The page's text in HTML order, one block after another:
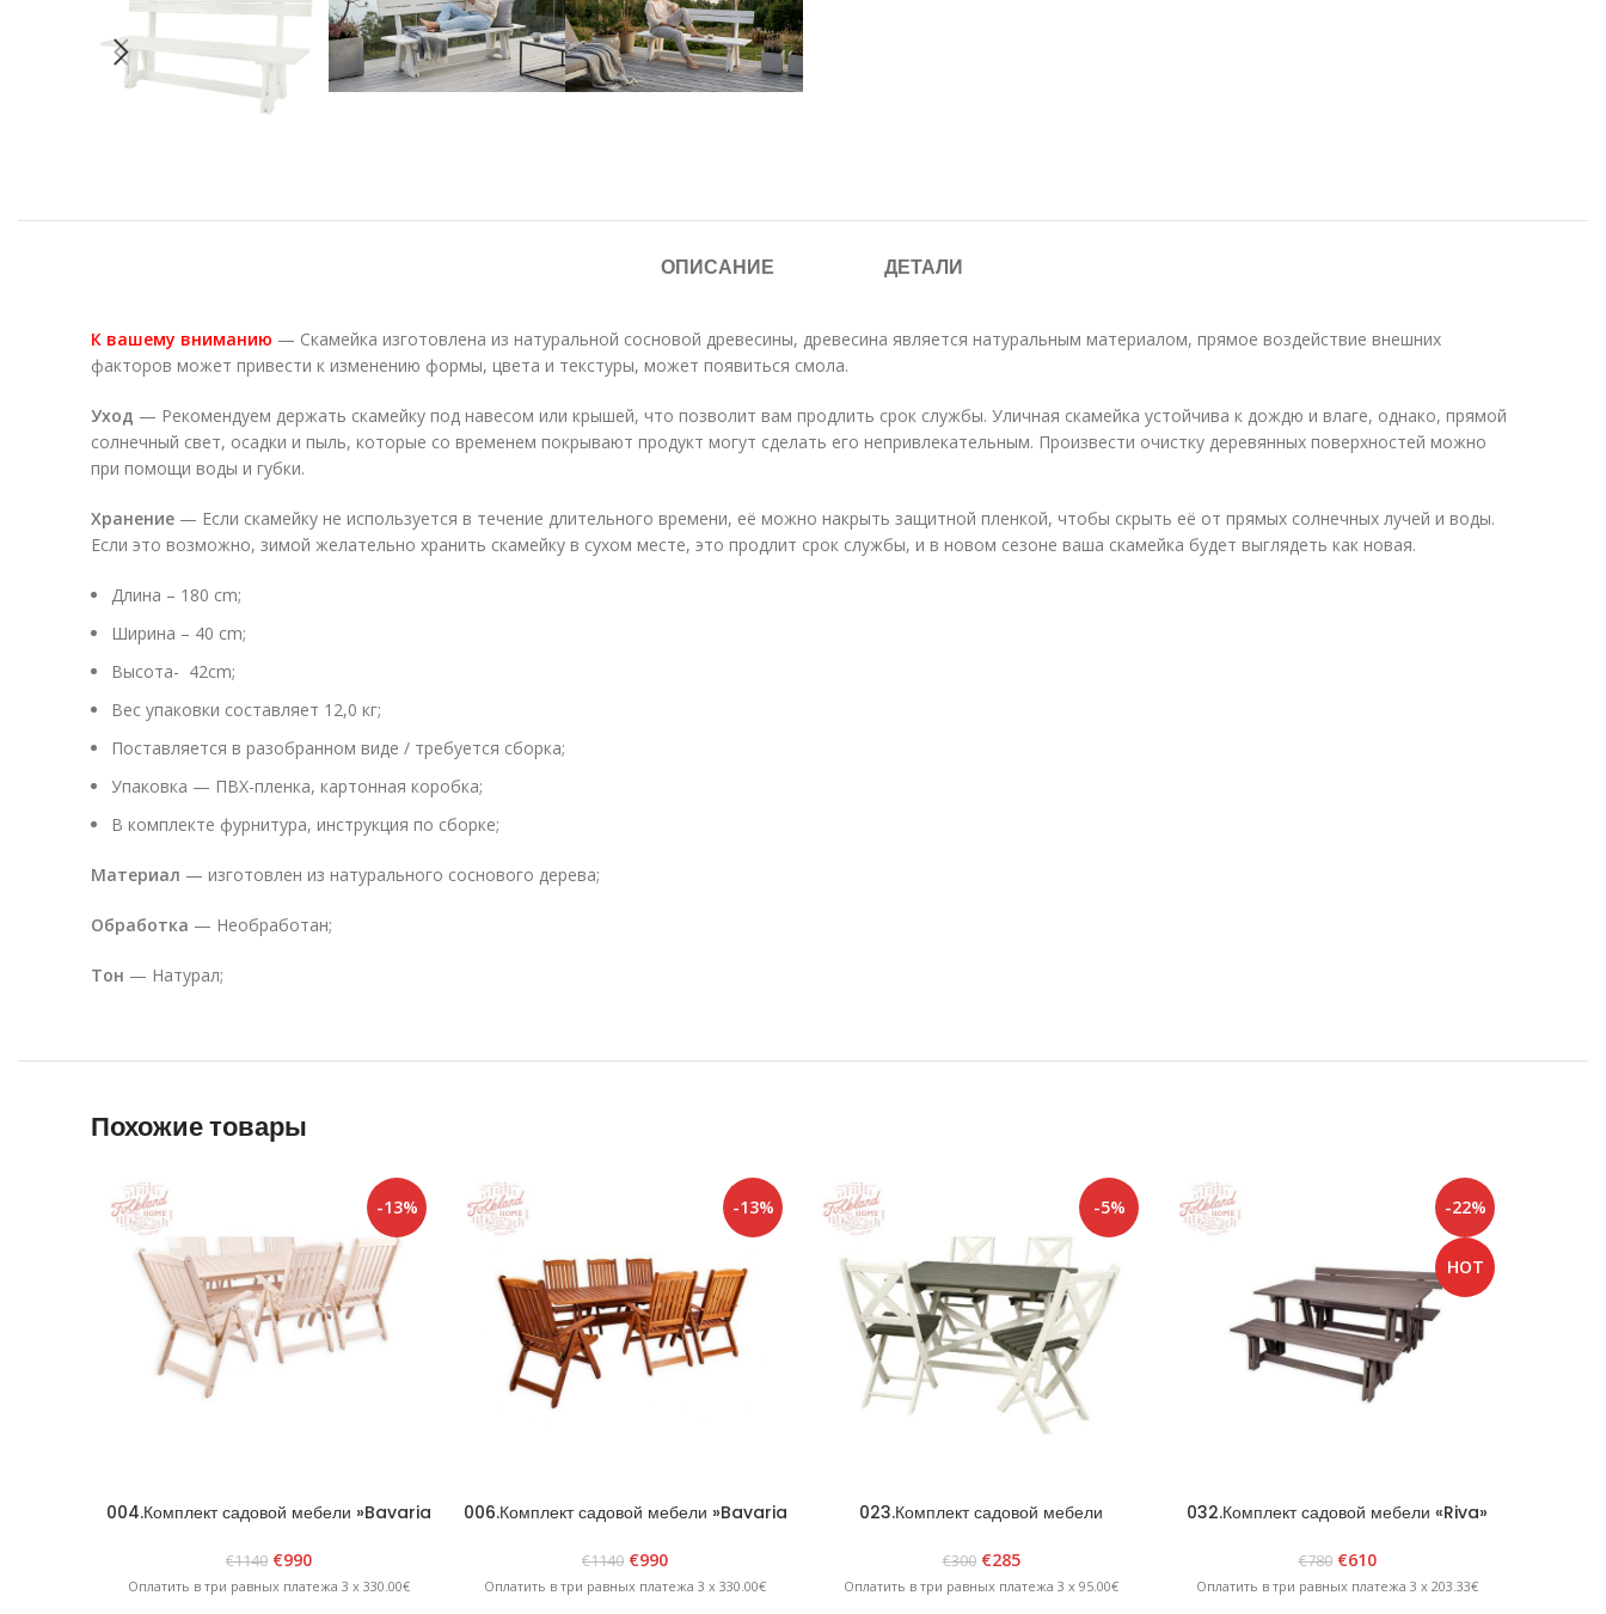
ОПИСАНИЕ ДЕТАЛИ
К вашему вниманию — Скамейка изготовлена из натуральной сосновой древесины, древесина является натуральным материалом, прямое воздействие внешних
факторов может привести к изменению формы, цвета и текстуры, может появиться смола.
Уход — Рекомендуем держать скамейку под навесом или крышей, что позволит вам продлить срок службы. Уличная скамейка устойчива к дождю и влаге, однако, прямой
солнечный свет, осадки и пыль, которые со временем покрывают продукт могут сделать его непривлекательным. Произвести очистку деревянных поверхностей можно
при помощи воды и губки.
Хранение — Если скамейку не используется в течение длительного времени, её можно накрыть защитной пленкой, чтобы скрыть её от прямых солнечных лучей и воды.
Если это возможно, зимой желательно хранить скамейку в сухом месте, это продлит срок службы, и в новом сезоне ваша скамейка будет выглядеть как новая.
Длина – 180 cm;
Ширина – 40 cm;
Высота- 42cm;
Вес упаковки составляет 12,0 кг;
Поставляется в разобранном виде / требуется сборка;
Упаковка — ПВХ-пленка, картонная коробка;
В комплекте фурнитура, инструкция по сборке;
Материал — изготовлен из натурального соснового дерева;
Обработка — Необработан;
Тон — Натурал;
Похожие товары
-13%
004.Комплект садовой мебели »Bavaria
€1140 €990
Оплатить в три равных платежа 3 x 330.00€
-13%
006.Комплект садовой мебели »Bavaria
€1140 €990
Оплатить в три равных платежа 3 x 330.00€
-5%
023.Комплект садовой мебели
€300 €285
Оплатить в три равных платежа 3 x 95.00€
-22%
HOT
032.Комплект садовой мебели «Riva»
€780 €610
Оплатить в три равных платежа 3 x 203.33€